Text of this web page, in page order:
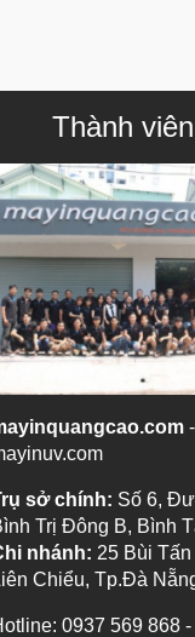
Thành
-
sở chính: Số 6,
Trị Đông B, Bình
nhánh: 25 Bùi
Chiểu, Tp.Đà
0937 569 868